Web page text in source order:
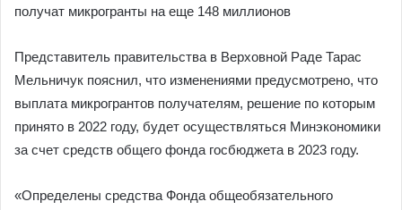
получат микрогранты на еще 148 миллионов
Представитель правительства в Верховной Раде Тарас
Мельничук пояснил, что изменениями предусмотрено, что
выплата микрогрантов получателям, решение по которым
принято в 2022 году, будет осуществляться Минэкономики
за счет средств общего фонда госбюджета в 2023 году.
«Определены средства Фонда общеобязательного